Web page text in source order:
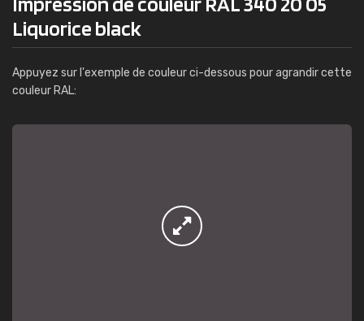
Liquorice black
Appuyez sur l'exemple de couleur ci-dessous pour agrandir cette
couleur RAL: